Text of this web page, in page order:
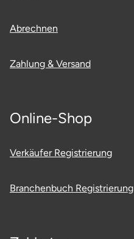
Abrechnen
Zahlung & Versand
Online-Shop
Verkäufer Registrierung
Branchenbuch Registrierung
Nordwestmecklenburg
Nürnberg
Odenwald
Oder-Spree
Oldenburg